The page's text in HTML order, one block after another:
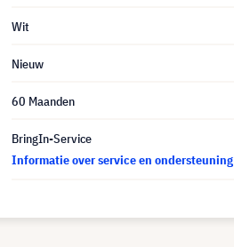
Wit
Nieuw
60 Maanden
BringIn-Service
Informatie over service en ondersteuning